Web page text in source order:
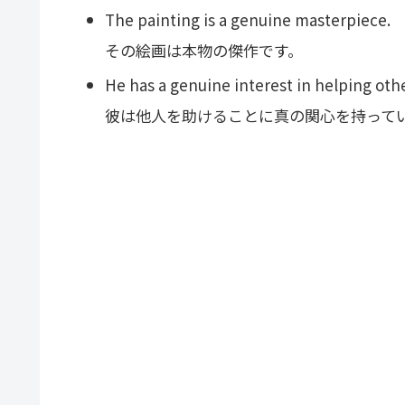
The painting is a genuine masterpiece.
その絵画は本物の傑作です。
He has a genuine interest in helping
彼は他人を助けることに真の関心を持って